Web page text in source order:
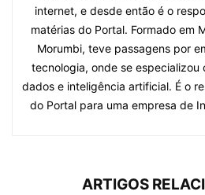
internet, e desde então é o
matérias do Portal. Formado em
Morumbi, teve passagens por
tecnologia, onde se especializou
dados e inteligência artificial. É o
do Portal para uma empresa de
ARTIGOS